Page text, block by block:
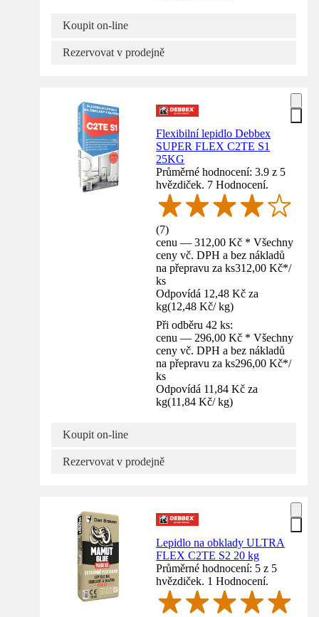
Koupit on-line
Rezervovat v prodejně
Flexibilní lepidlo Debbex
SUPER FLEX C2TE S1
25KG
Průměrné hodnocení: 3.9 z 5
hvězdiček. 7 Hodnocení.
(7)
cenu — 312,00 Kč * Všechny
ceny vč. DPH a bez nákladů
na přepravu za ks312,00 Kč*/
ks
Odpovídá 12,48 Kč za
kg(12,48 Kč/ kg)
Při odběru 42 ks:
cenu — 296,00 Kč * Všechny
ceny vč. DPH a bez nákladů
na přepravu za ks296,00 Kč*/
ks
Odpovídá 11,84 Kč za
kg(11,84 Kč/ kg)
Koupit on-line
Rezervovat v prodejně
Lepidlo na obklady ULTRA
FLEX C2TE S2 20 kg
Průměrné hodnocení: 5 z 5
hvězdiček. 1 Hodnocení.